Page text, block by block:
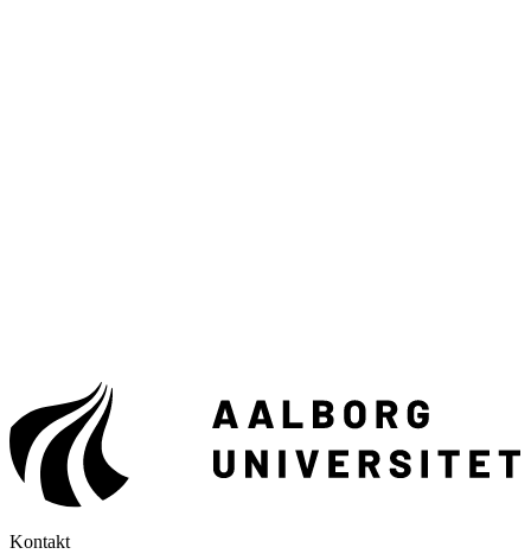
Kontakt